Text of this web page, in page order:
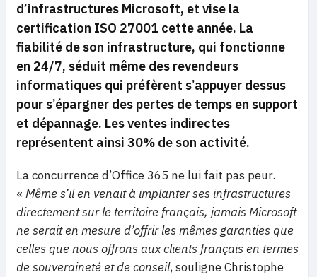
d’infrastructures Microsoft, et vise la
certification ISO 27001 cette année. La
fiabilité de son infrastructure, qui fonctionne
en 24/7, séduit même des revendeurs
informatiques qui préfèrent s’appuyer dessus
pour s’épargner des pertes de temps en support
et dépannage. Les ventes indirectes
représentent ainsi 30% de son activité.
La concurrence d’Office 365 ne lui fait pas peur.
« Même s’il en venait à implanter ses infrastructures
directement sur le territoire français, jamais Microsoft
ne serait en mesure d’offrir les mêmes garanties que
celles que nous offrons aux clients français en termes
de souveraineté et de conseil, souligne Christophe